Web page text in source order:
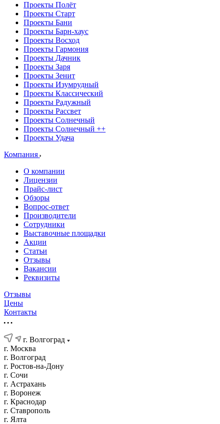
Проекты Полёт
Проекты Старт
Проекты Бани
Проекты Барн-хаус
Проекты Восход
Проекты Гармония
Проекты Дачник
Проекты Заря
Проекты Зенит
Проекты Изумрудный
Проекты Классический
Проекты Радужный
Проекты Рассвет
Проекты Солнечный
Проекты Солнечный ++
Проекты Удача
Компания
О компании
Лицензии
Прайс-лист
Обзоры
Вопрос-ответ
Производители
Сотрудники
Выставочные площадки
Акции
Статьи
Отзывы
Вакансии
Реквизиты
Отзывы
Цены
Контакты
г. Волгоград
г. Москва
г. Волгоград
г. Ростов-на-Дону
г. Сочи
г. Астрахань
г. Воронеж
г. Краснодар
г. Ставрополь
г. Ялта